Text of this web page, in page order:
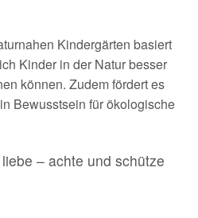
Kindergärten basiert
Kinder in der Natur besser
können. Zudem fördert es
Bewusstsein für ökologische
– achte und schütze